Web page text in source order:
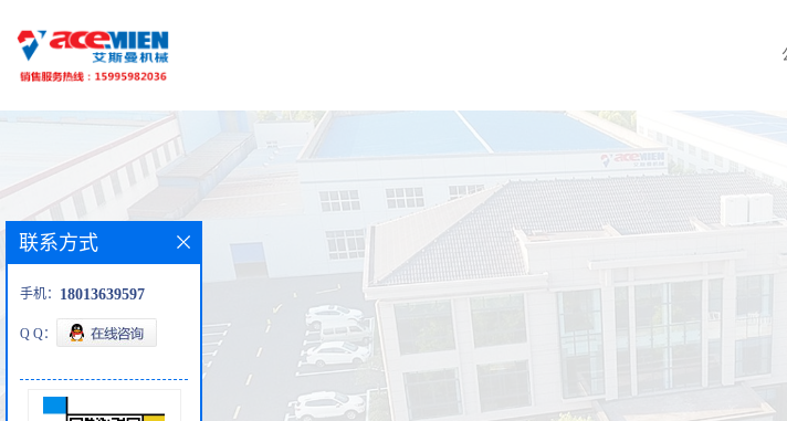
联系方式
手机： 18013639597
Q Q：